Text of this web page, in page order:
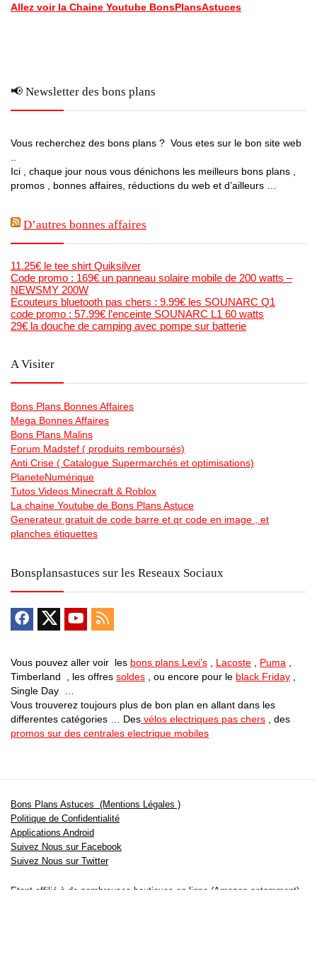
Allez voir la Chaine Youtube BonsPlansAstuces
📢 Newsletter des bons plans
Vous recherchez des bons plans ? Vous etes sur le bon site web
Ici , chaque jour nous vous dénichons les meilleurs bons plans ,
promos , bonnes affaires, réductions du web et d’ailleurs …
D’autres bonnes affaires
11.25€ le tee shirt Quiksilver
Code promo : 169€ un panneau solaire mobile de 200 watts –
NEWSMY 200W
Ecouteurs bluetooth pas chers : 9.99€ les SOUNARC Q1
code promo : 57.99€ l’enceinte SOUNARC L1 60 watts
29€ la douche de camping avec pompe sur batterie
A Visiter
Bons Plans Bonnes Affaires
Mega Bonnes Affaires
Bons Plans Malins
Forum Madstef ( produits remboursés)
Anti Crise ( Catalogue Supermarchés et optimisations)
PlaneteNumérique
Tutos Videos Minecraft & Roblox
La chaine Youtube de Bons Plans Astuce
Generateur gratuit de code barre et qr code en image , et
planches étiquettes
Bonsplansastuces sur les Reseaux Sociaux
Vous pouvez aller voir les bons plans Levi’s Lacoste Puma
Timberland , les offres soldes , ou encore pour le black Friday
Single Day …
Vous trouverez toujours plus de bon plan en allant dans les
differentes catégories … Des vélos electriques pas chers , des
promos sur des centrales electrique mobiles
Bons Plans Astuces (Mentions Légales )
Politique de Confidentialité
Applications Android
Suivez Nous sur Facebook
Suivez Nous sur Twitter
Etant affilié à de nombreuses boutiques en ligne (Amazon notamment) ,